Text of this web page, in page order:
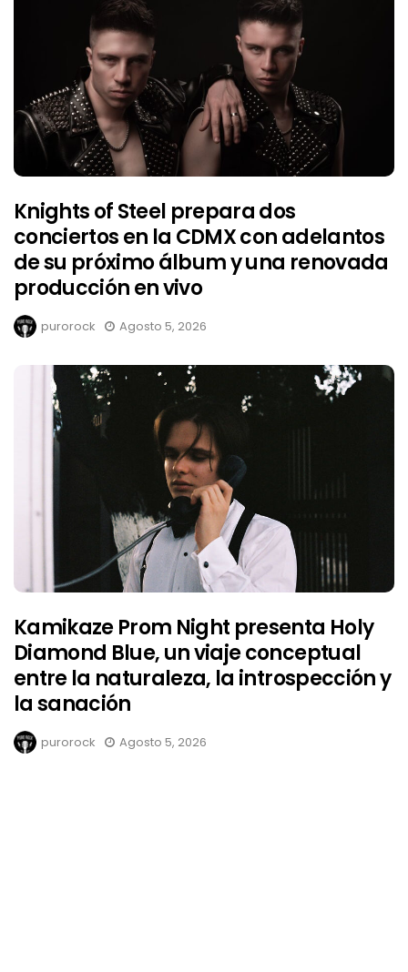
Knights of Steel prepara dos
conciertos en la CDMX con adelantos
de su próximo álbum y una renovada
producción en vivo
purorock Agosto 5, 2026
Kamikaze Prom Night presenta Holy
Diamond Blue, un viaje conceptual
entre la naturaleza, la introspección y
la sanación
purorock Agosto 5, 2026